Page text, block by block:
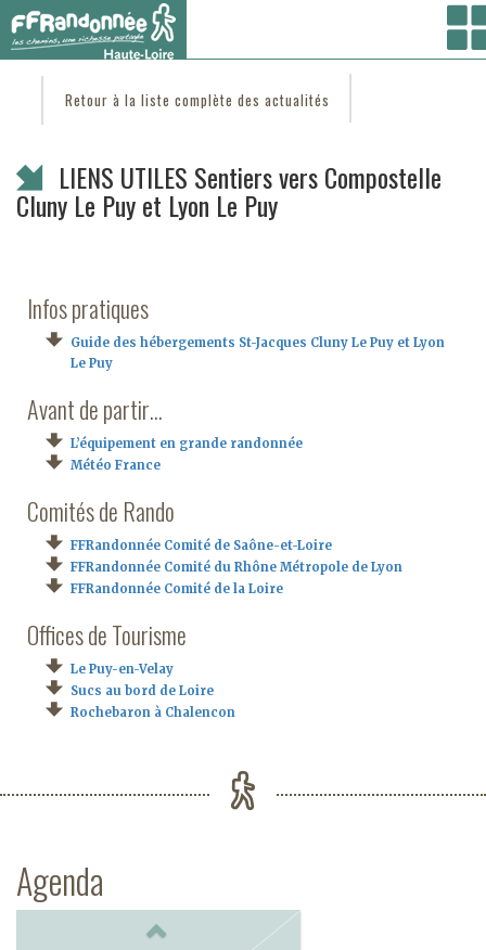
Vous êtes ici :Accueil/C'est d'actu
/ LIENS UTILES Sentiers vers Compostelle Cluny Le
Puy et Lyon Le Puy
Retour à la liste complète des actualités
LIENS UTILES Sentiers vers Compostelle
Cluny Le Puy et Lyon Le Puy
Infos pratiques
Guide des hébergements St-Jacques Cluny Le Puy et Lyon
Le Puy
Avant de partir…
L’équipement en grande randonnée
Météo France
Comités de Rando
FFRandonnée Comité de Saône-et-Loire
FFRandonnée Comité du Rhône Métropole de Lyon
FFRandonnée Comité de la Loire
Offices de Tourisme
Le Puy-en-Velay
Sucs au bord de Loire
Rochebaron à Chalencon
Agenda